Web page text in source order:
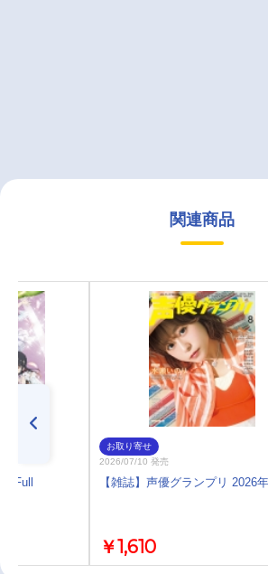
関連商品
-Full
お取り寄せ
2026/07/10 発売
【雑誌】声優グランプリ 2026
￥1,610